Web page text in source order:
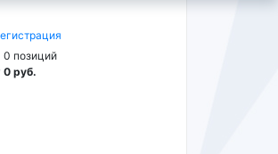
0 позиций
0 руб.